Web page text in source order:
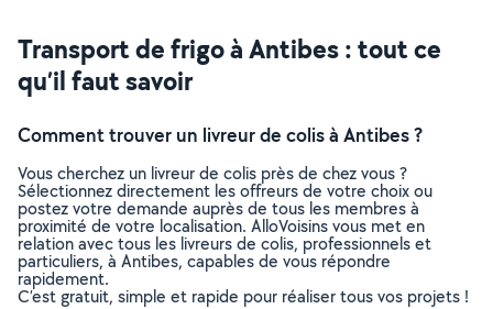
Transport de frigo à Antibes : tout ce
qu’il faut savoir
Comment trouver un livreur de colis à Antibes ?
Vous cherchez un livreur de colis près de chez vous ?
Sélectionnez directement les offreurs de votre choix ou
postez votre demande auprès de tous les membres à
proximité de votre localisation. AlloVoisins vous met en
relation avec tous les livreurs de colis, professionnels et
particuliers, à Antibes, capables de vous répondre
rapidement.
C’est gratuit, simple et rapide pour réaliser tous vos projets !